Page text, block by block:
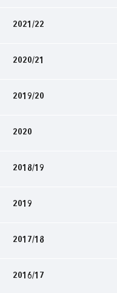
2021/22
2020/21
2019/20
2020
2018/19
2019
2017/18
2016/17